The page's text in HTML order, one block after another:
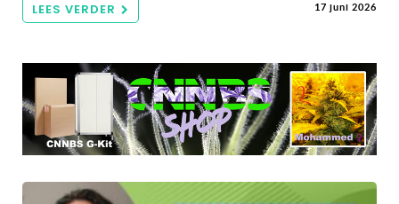
LEES VERDER 17 juni 2026